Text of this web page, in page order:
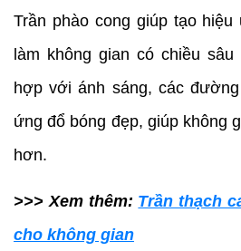
Trần phào cong giúp tạo
làm không gian có chiều
hợp với ánh sáng, các
ứng đổ bóng đẹp, giúp không
hơn.
>>> Xem thêm: Trần thạch
cho không gian